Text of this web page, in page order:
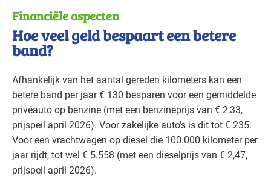
Financiële aspecten
Hoe veel geld bespaart een betere
band?
Afhankelijk van het aantal gereden kilometers kan een
betere band per jaar € 130 besparen voor een gemiddelde
privéauto op benzine (met een benzineprijs van € 2,33,
prijspeil april 2026). Voor zakelijke auto’s is dit tot € 235.
Voor een vrachtwagen op diesel die 100.000 kilometer per
jaar rijdt, tot wel € 5.558 (met een dieselprijs van € 2,47,
prijspeil april 2026).